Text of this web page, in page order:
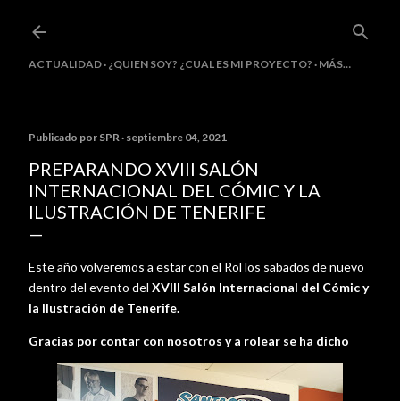
ACTUALIDAD ¿QUIEN SOY? ¿CUAL ES MI PROYECTO? MÁS…
Publicado por SPR septiembre 04, 2021
PREPARANDO XVIII SALÓN
INTERNACIONAL DEL CÓMIC Y LA
ILUSTRACIÓN DE TENERIFE
Este año volveremos a estar con el Rol los sabados de nuevo
dentro del evento del XVIII Salón Internacional del Cómic y
la Ilustración de Tenerife.
Gracias por contar con nosotros y a rolear se ha dicho